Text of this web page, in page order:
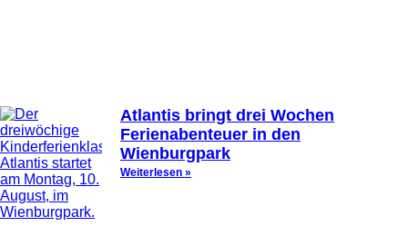
Atlantis bringt drei Wochen
Ferienabenteuer in den
Wienburgpark
Weiterlesen »